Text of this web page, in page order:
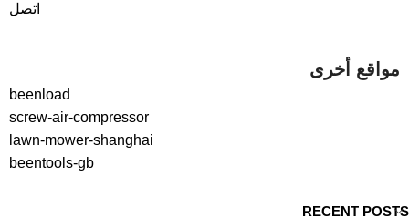
اتصل
مواقع أخرى
beenload
screw-air-compressor
lawn-mower-shanghai
beentools-gb
RECENT POSTS